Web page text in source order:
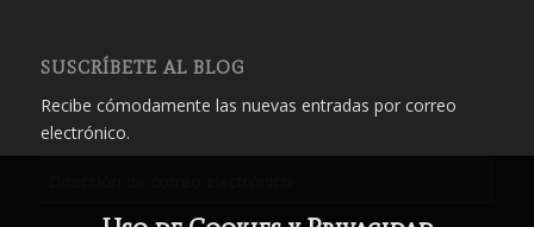
SUSCRÍBETE AL BLOG
Recibe cómodamente las nuevas entradas por correo
electrónico.